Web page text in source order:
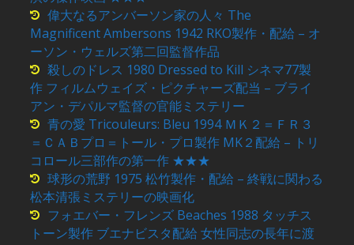
偉大なるアンバーソン家の人々 The
Magnificent Ambersons 1942 RKO製作・配給 – オ
ーソン・ウェルズ第二回監督作品
殺しのドレス 1980 Dressed to Kill シネマ77製
作 フィルムウェイズ・ピクチャーズ配当 – ブライ
アン・デパルマ監督の官能ミステリー
青の愛 Tricouleurs: Bleu 1994 ＭＫ２＝ＦＲ３
＝ＣＡＢプロ＝トール・プロ製作 MK２配給 – トリ
コロール三部作の第一作 ★★★
球形の荒野 1975 松竹製作・配給 – 終戦に関わる
松本清張ミステリーの映画化
フォエバー・フレンズ Beaches 1988 タッチス
トーン製作 ブエナビスタ配給 女性同志の長年に渡